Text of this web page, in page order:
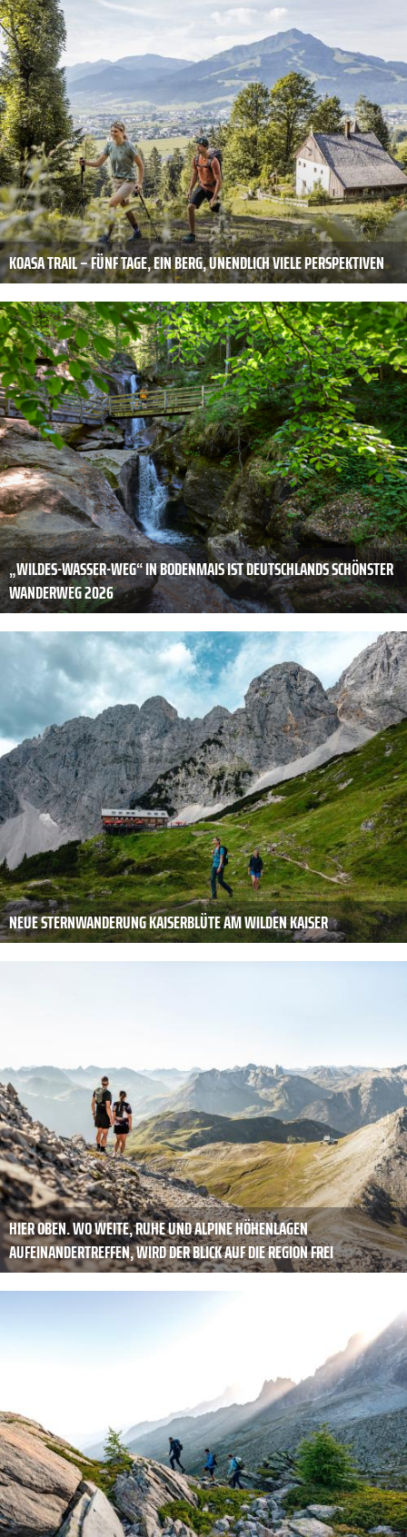
KOASA TRAIL – FÜNF TAGE, EIN BERG, UNENDLICH VIELE PERSPEKTIVEN
„WILDES-WASSER-WEG“ IN BODENMAIS IST DEUTSCHLANDS SCHÖNSTER
WANDERWEG 2026
NEUE STERNWANDERUNG KAISERBLÜTE AM WILDEN KAISER
HIER OBEN. WO WEITE, RUHE UND ALPINE HÖHENLAGEN
AUFEINANDERTREFFEN, WIRD DER BLICK AUF DIE REGION FREI